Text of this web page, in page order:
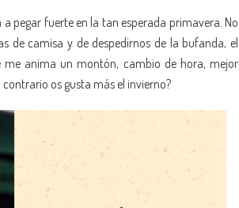
pegar fuerte en la tan esperada primavera. No
de camisa y de despedirnos de la bufanda, el
me anima un montón, cambio de hora, mejor
os gusta más el invierno?